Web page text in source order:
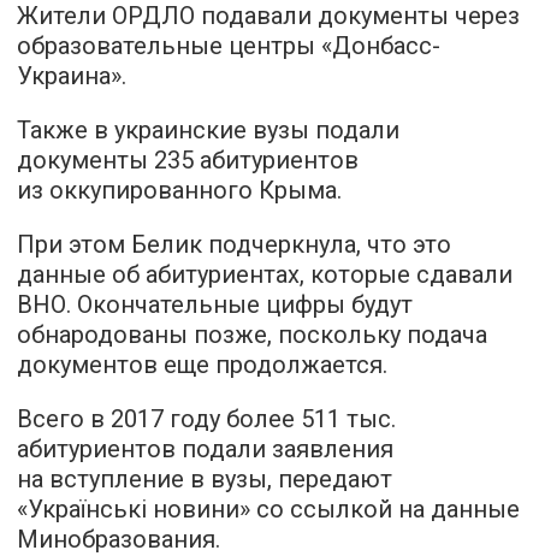
Жители ОРДЛО подавали документы через
образовательные центры «Донбасс-
Украина».
Также в украинские вузы подали
документы 235 абитуриентов
из оккупированного Крыма.
При этом Белик подчеркнула, что это
данные об абитуриентах, которые сдавали
ВНО. Окончательные цифры будут
обнародованы позже, поскольку подача
документов еще продолжается.
Всего в 2017 году более 511 тыс.
абитуриентов подали заявления
на вступление в вузы, передают
«Українські новини» со ссылкой на данные
Минобразования.